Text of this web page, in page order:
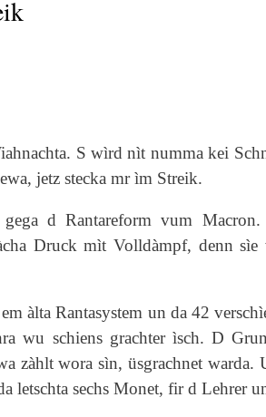
S wìrd nìt numma kei
jetz stecka mr ìm Streik.
d Rantareform vum
Druck mìt Volldàmpf, denn
àlta Rantasystem un da 42
wu schiens grachter ìsch. D
zàhlt wora sìn, üsgrachnet
letschta sechs Monet, fir d Lehrer